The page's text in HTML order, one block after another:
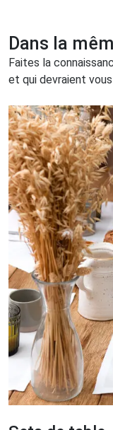
Dans la
Faites la
et qui devraient